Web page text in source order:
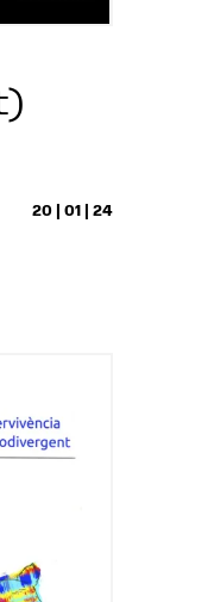
20 | 01 | 24